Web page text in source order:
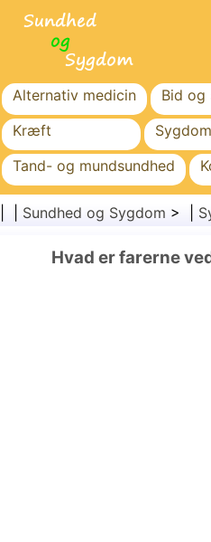
Alternativ medicin
Bid og
Kræft
Tand- og mundsundhed
Familiesundhed
Sundhed og Sygdom > |
Hvad er farerne